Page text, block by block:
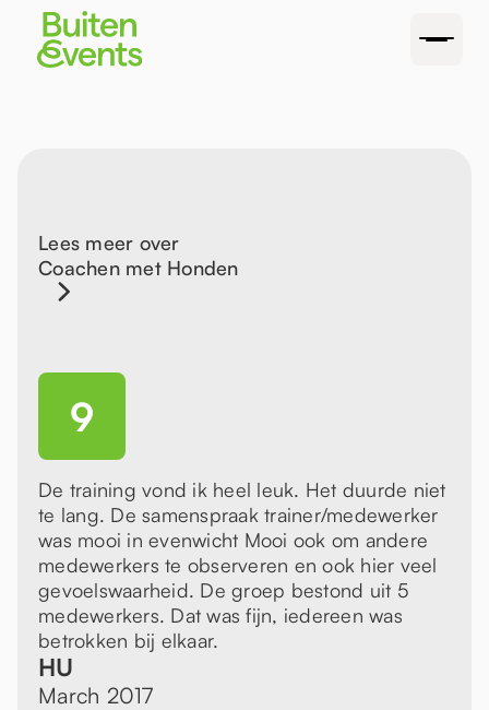
Lees meer over
Coachen met Honden
9
De training vond ik heel leuk. Het duurde niet
te lang. De samenspraak trainer/medewerker
was mooi in evenwicht Mooi ook om andere
medewerkers te observeren en ook hier veel
gevoelswaarheid. De groep bestond uit 5
medewerkers. Dat was fijn, iedereen was
betrokken bij elkaar.
HU
March 2017